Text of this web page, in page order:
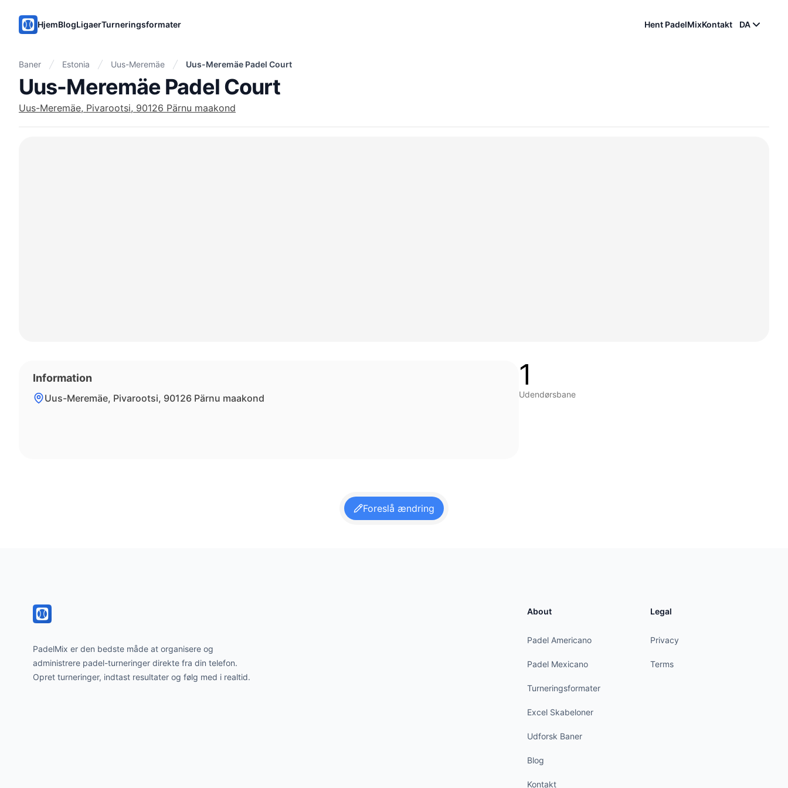
PadelMix
HjemBlogLigaerTurneringsformater Hent PadelMixKontakt DA
Baner Estonia Uus-Meremäe Uus-Meremäe Padel Court
Uus-Meremäe Padel Court
Uus-Meremäe, Pivarootsi, 90126 Pärnu maakond
Information
Uus-Meremäe, Pivarootsi, 90126 Pärnu maakond
1
Udendørsbane
Foreslå ændring
PadelMix er den bedste måde at organisere og
administrere padel-turneringer direkte fra din telefon.
Opret turneringer, indtast resultater og følg med i realtid.
About
Padel Americano
Padel Mexicano
Turneringsformater
Excel Skabeloner
Udforsk Baner
Blog
Kontakt
Legal
Privacy
Terms